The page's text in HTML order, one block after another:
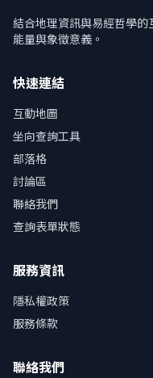
結合地理資訊與易經哲學
能量與象徵意義。
快速連結
互動地圖
坐向查詢工具
部落格
討論區
聯絡我們
查詢表單狀態
服務資訊
隱私權政策
服務條款
聯絡我們